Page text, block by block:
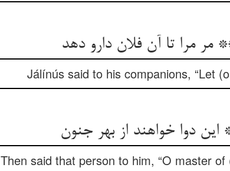
مرا تا آن فلان دارو دهد
Jálínús said to his companions, “Let
دوا خواهند از بهر جنون‏
Then said that person to him, “O master